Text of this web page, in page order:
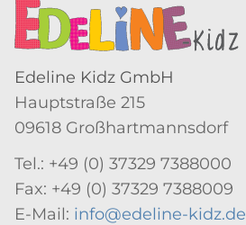
Edeline Kidz GmbH
Hauptstraße 215
09618 Großhartmannsdorf
Tel.: +49 (0) 37329 7388000
Fax: +49 (0) 37329 7388009
E-Mail: info@edeline-kidz.de